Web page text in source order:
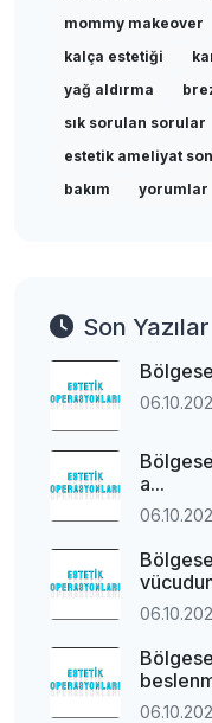
mommy makeover
kalça estetiği
yağ aldırma
sık sorulan sorular
estetik ameliyat
bakım
yorumlar
Son Yazılar
a...